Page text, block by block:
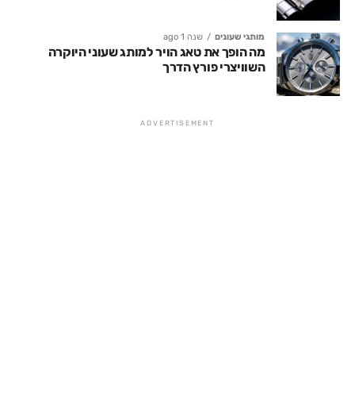
מותגי שעונים שנה 1 ago
מה הופך את טאג הויר למותג שעוני היוקרה
השוויצרי פורץ הדרך
ADVERTISEMENT